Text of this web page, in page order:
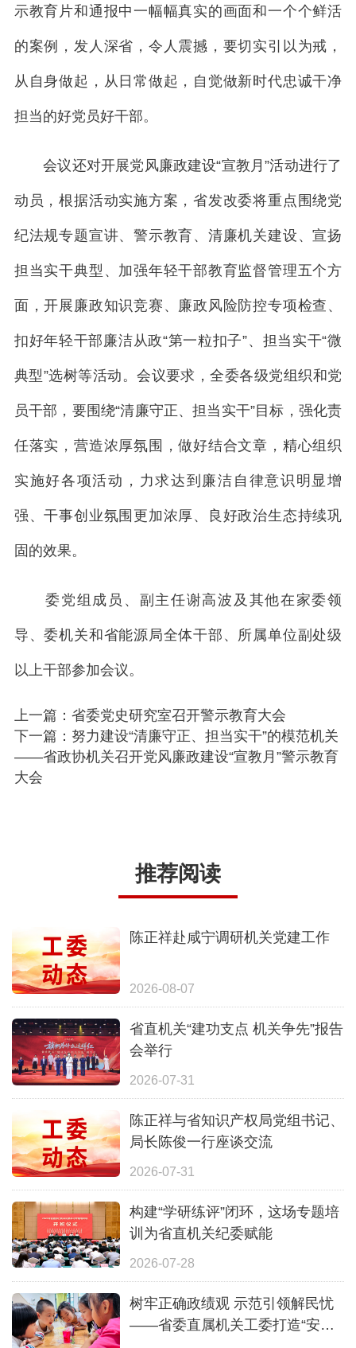
示教育片和通报中一幅幅真实的画面和一个个鲜活
的案例，发人深省，令人震撼，要切实引以为戒，
从自身做起，从日常做起，自觉做新时代忠诚干净
担当的好党员好干部。
会议还对开展党风廉政建设“宣教月”活动进行了
动员，根据活动实施方案，省发改委将重点围绕党
纪法规专题宣讲、警示教育、清廉机关建设、宣扬
担当实干典型、加强年轻干部教育监督管理五个方
面，开展廉政知识竞赛、廉政风险防控专项检查、
扣好年轻干部廉洁从政“第一粒扣子”、担当实干“微
典型”选树等活动。会议要求，全委各级党组织和党
员干部，要围绕“清廉守正、担当实干”目标，强化责
任落实，营造浓厚氛围，做好结合文章，精心组织
实施好各项活动，力求达到廉洁自律意识明显增
强、干事创业氛围更加浓厚、良好政治生态持续巩
固的效果。
委党组成员、副主任谢高波及其他在家委领
导、委机关和省能源局全体干部、所属单位副处级
以上干部参加会议。
上一篇：省委党史研究室召开警示教育大会
下一篇：努力建设“清廉守正、担当实干”的模范机关
——省政协机关召开党风廉政建设“宣教月”警示教育
大会
推荐阅读
陈正祥赴咸宁调研机关党建工作
2026-08-07
省直机关“建功支点 机关争先”报告
会举行
2026-07-31
陈正祥与省知识产权局党组书记、
局长陈俊一行座谈交流
2026-07-31
构建“学研练评”闭环，这场专题培
训为省直机关纪委赋能
2026-07-28
树牢正确政绩观 示范引领解民忧
——省委直属机关工委打造“安心